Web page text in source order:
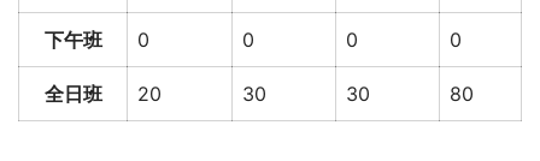
下午班 0 0 0 0
全日班 20 30 30 80